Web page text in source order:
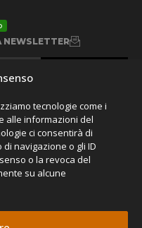
tecnologie come i
alle informazioni del
ci consentirà di
navigazione o gli ID
o la revoca del
su alcune
NEWSLETTER